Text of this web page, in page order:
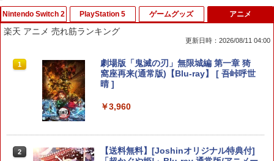
Nintendo Switch 2 PlayStation 5 ゲームグッズ
1
【中古】PS2 龍が如く2 PS2 the Be
st
2
【中古】PS2 龍が如く PlayStation2
アニメ
楽天 アニメ 売れ筋ランキング
更新日時：2026/08/11 04:00
1
劇場版「鬼滅の刃」無限城編 第一章 猗
窩座再来(通常版)【Blu-ray】 [ 吾峠呼世
晴 ]
￥3,960
2
【送料無料】[Joshinオリジナル特典付]